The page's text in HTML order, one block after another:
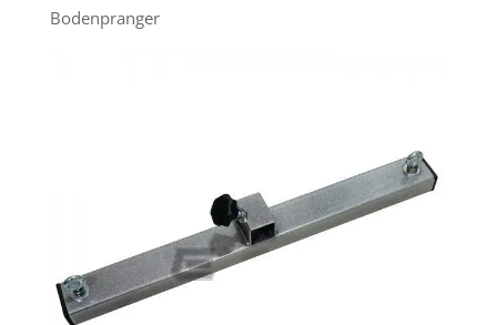
Bodenpranger